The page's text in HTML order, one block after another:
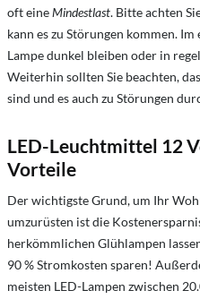
oft eineMindestlast. Bitte achten
kann es zu Störungen kommen.
Lampe dunkel bleiben oder in
Weiterhin sollten Sie beachten,
sind und es auch zu Störungen
LED-Leuchtmittel 12
Vorteile
Der wichtigste Grund, um Ihr
umzurüsten ist die
herkömmlichen Glühlampen
90 % Stromkosten sparen!
meisten LED-Lampen zwischen